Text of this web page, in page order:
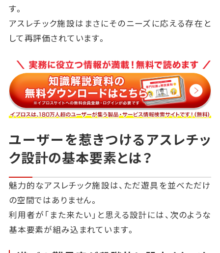
す。
アスレチック施設はまさにそのニーズに応える存在と
して再評価されています。
ユーザーを惹きつけるアスレチッ
ク設計の基本要素とは？
魅力的なアスレチック施設は、ただ遊具を並べただけ
の空間ではありません。
利用者が「また来たい」と思える設計には、次のような
基本要素が組み込まれています。